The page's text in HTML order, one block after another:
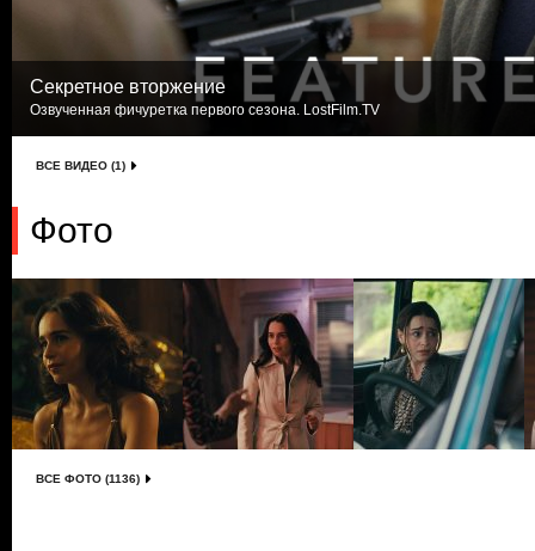
Секретное вторжение
Озвученная фичуретка первого сезона. LostFilm.TV
ВСЕ ВИДЕО (1)
Фото
ВСЕ ФОТО (1136)